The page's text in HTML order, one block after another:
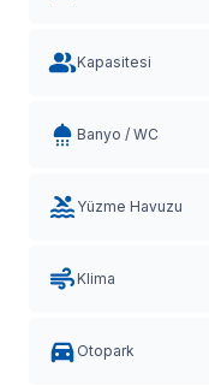
Kapasitesi
Banyo / WC
Yüzme Havuzu
Klima
Otopark